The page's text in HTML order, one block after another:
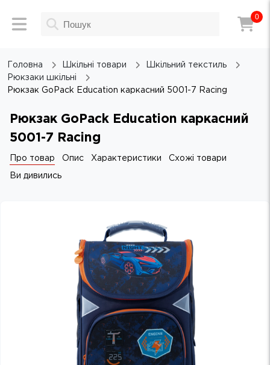
0
Головна Шкільні товари
Шкільний текстиль
Рюкзаки шкільні
Рюкзак GoPack Education каркасний 5001-7 Racing
Рюкзак GoPack Education каркасний
5001-7 Racing
Про товар Опис Характеристики Схожі товари
Ви дивились